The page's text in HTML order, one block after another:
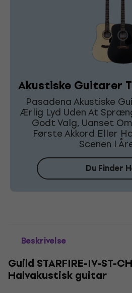
Akustiske Guitarer
Pasadena Akustiske
Ærlig Lyd Uden At
Godt Valg, Uanset
Første Akkord Eller
Scenen I
Du Finder
Beskrivelse
Guild STARFIRE-IV-ST-
Halvakustisk guitar